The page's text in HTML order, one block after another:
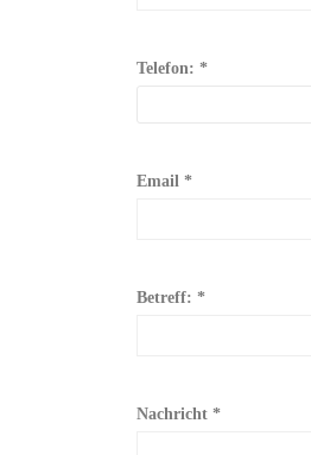
Telefon: *
Email *
Betreff: *
Nachricht *